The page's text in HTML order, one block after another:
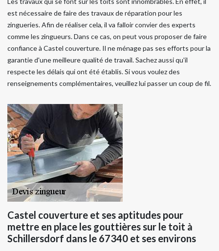
est nécessaire de faire des travaux de réparation pour les
zingueries. Afin de réaliser cela, il va falloir convier des experts
comme les zingueurs. Dans ce cas, on peut vous proposer de faire
confiance à Castel couverture. Il ne ménage pas ses efforts pour la
garantie d'une meilleure qualité de travail. Sachez aussi qu'il
respecte les délais qui ont été établis. Si vous voulez des
renseignements complémentaires, veuillez lui passer un coup de fil.
Castel couverture et ses aptitudes pour
mettre en place les gouttières sur le toit à
Schillersdorf dans le 67340 et ses environs